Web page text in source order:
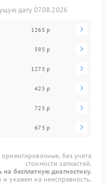
дату 07.08.2026
1265 р
595 р
1275 р
425 р
725 р
675 р
без учета
стоимости запчастей.
на бесплатную диагностику.
укажем на неисправность.